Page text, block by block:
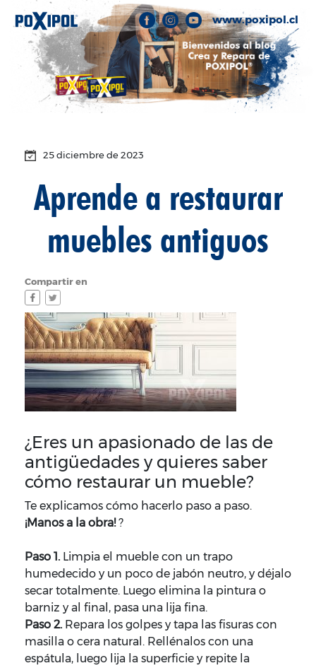
www.poxipol.cl
25 diciembre de 2023
Aprende a restaurar
muebles antiguos
Compartir en
¿Eres un apasionado de las de
antigüedades y quieres saber
cómo restaurar un mueble?
Te explicamos cómo hacerlo paso a paso.
¡Manos a la obra!?
Paso 1. Limpia el mueble con un trapo
humedecido y un poco de jabón neutro, y déjalo
secar totalmente. Luego elimina la pintura o
barniz y al final, pasa una lija fina.
Paso 2. Repara los golpes y tapa las fisuras con
masilla o cera natural. Rellénalos con una
espátula, luego lija la superficie y repite la